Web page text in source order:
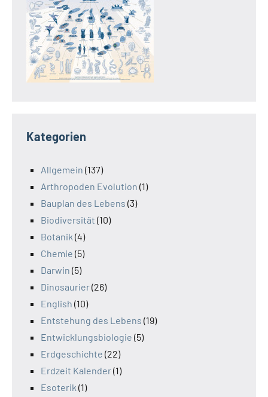
Kategorien
Allgemein (137)
Arthropoden Evolution (1)
Bauplan des Lebens (3)
Biodiversität (10)
Botanik (4)
Chemie (5)
Darwin (5)
Dinosaurier(26)
English (10)
Entstehung des Lebens (19)
Entwicklungsbiologie (5)
Erdgeschichte (22)
Erdzeit Kalender(1)
Esoterik (1)